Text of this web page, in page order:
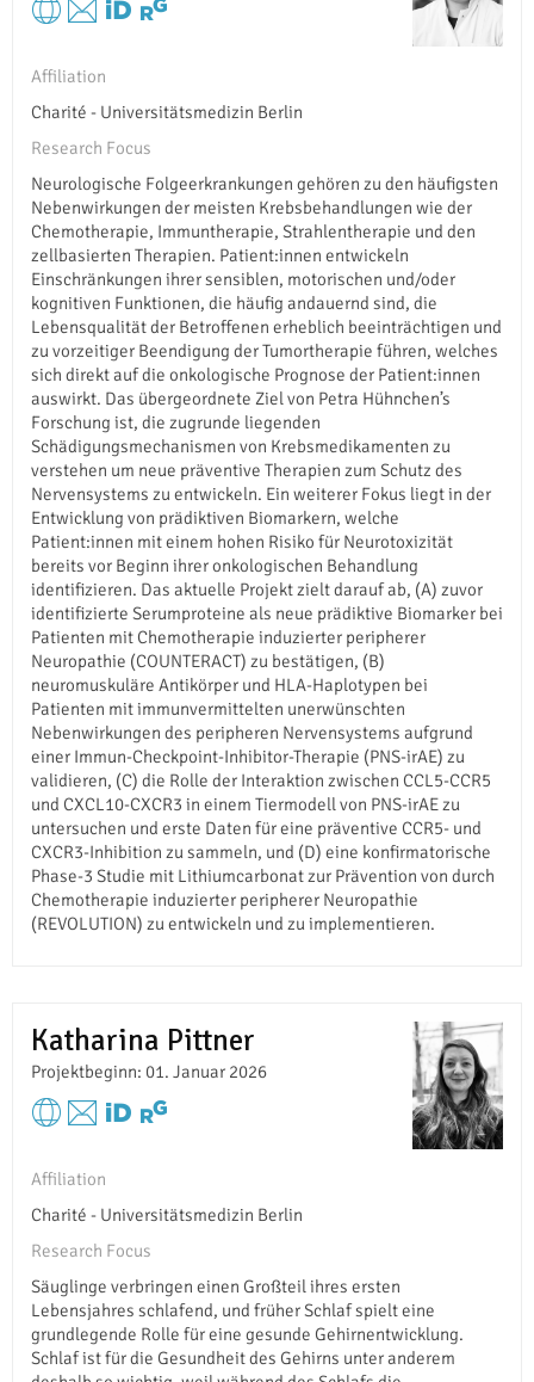
Affiliation
Charité - Universitätsmedizin Berlin
Research Focus
Neurologische Folgeerkrankungen gehören zu den häufigsten
Nebenwirkungen der meisten Krebsbehandlungen wie der
Chemotherapie, Immuntherapie, Strahlentherapie und den
zellbasierten Therapien. Patient:innen entwickeln
Einschränkungen ihrer sensiblen, motorischen und/oder
kognitiven Funktionen, die häufig andauernd sind, die
Lebensqualität der Betroffenen erheblich beeinträchtigen und
zu vorzeitiger Beendigung der Tumortherapie führen, welches
sich direkt auf die onkologische Prognose der Patient:innen
auswirkt. Das übergeordnete Ziel von Petra Hühnchen’s
Forschung ist, die zugrunde liegenden
Schädigungsmechanismen von Krebsmedikamenten zu
verstehen um neue präventive Therapien zum Schutz des
Nervensystems zu entwickeln. Ein weiterer Fokus liegt in der
Entwicklung von prädiktiven Biomarkern, welche
Patient:innen mit einem hohen Risiko für Neurotoxizität
bereits vor Beginn ihrer onkologischen Behandlung
identifizieren. Das aktuelle Projekt zielt darauf ab, (A) zuvor
identifizierte Serumproteine als neue prädiktive Biomarker bei
Patienten mit Chemotherapie induzierter peripherer
Neuropathie (COUNTERACT) zu bestätigen, (B)
neuromuskuläre Antikörper und HLA-Haplotypen bei
Patienten mit immunvermittelten unerwünschten
Nebenwirkungen des peripheren Nervensystems aufgrund
einer Immun-Checkpoint-Inhibitor-Therapie (PNS-irAE) zu
validieren, (C) die Rolle der Interaktion zwischen CCL5-CCR5
und CXCL10-CXCR3 in einem Tiermodell von PNS-irAE zu
untersuchen und erste Daten für eine präventive CCR5- und
CXCR3-Inhibition zu sammeln, und (D) eine konfirmatorische
Phase-3 Studie mit Lithiumcarbonat zur Prävention von durch
Chemotherapie induzierter peripherer Neuropathie
(REVOLUTION) zu entwickeln und zu implementieren.
Katharina Pittner
Projektbeginn: 01. Januar 2026
Affiliation
Charité - Universitätsmedizin Berlin
Research Focus
Säuglinge verbringen einen Großteil ihres ersten
Lebensjahres schlafend, und früher Schlaf spielt eine
grundlegende Rolle für eine gesunde Gehirnentwicklung.
Schlaf ist für die Gesundheit des Gehirns unter anderem